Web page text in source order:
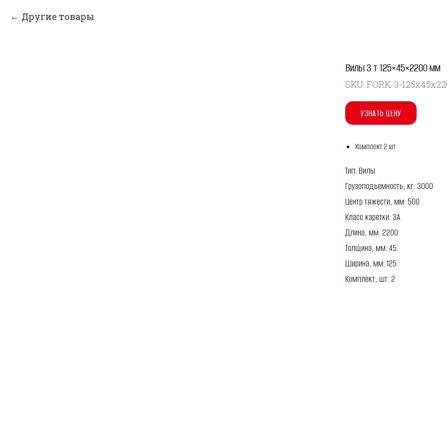
Другие товары
Вилы 3 т 125×45×2200 мм
SKU: FORK-3-
УЗНАТЬ ЦЕНУ
Комплект 2 шт
Тип: Вилы
Грузоподъемность, кг: 3000
Центр тяжести, мм: 500
Класс каретки: 3A
Длина, мм: 2200
Толщина, мм: 45
Ширина, мм: 125
Комплект, шт: 2